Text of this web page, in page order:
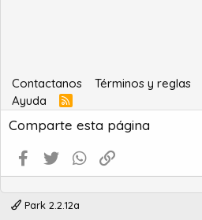
Contactanos Términos y reglas
Ayuda
R
S
S
Comparte esta página
Facebook
Twitter WhatsApp
Park 2.2.12a